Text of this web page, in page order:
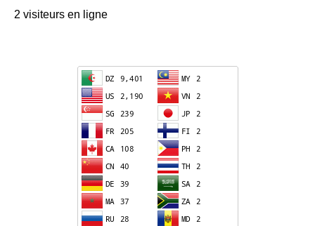
2 visiteurs en ligne